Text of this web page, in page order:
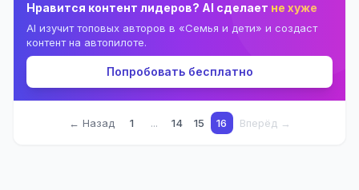
Нравится контент лидеров? AI сделает не хуже
AI изучит топовых авторов в «Семья и дети» и создаст
контент на автопилоте.
Попробовать бесплатно
← Назад 1 ... 14 15 16 Вперёд →